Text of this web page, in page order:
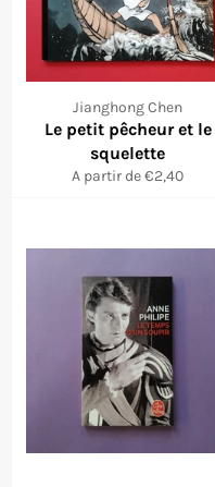
Jianghong Chen
Le petit pêcheur et le
squelette
A partir de €2,40